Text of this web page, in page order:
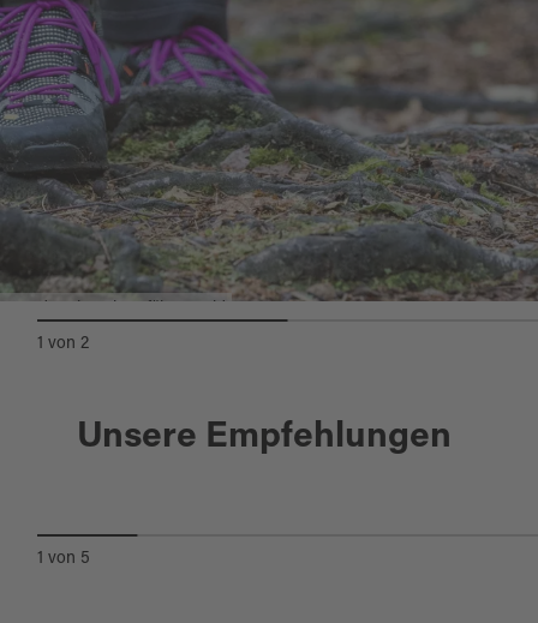
1 von2
Unsere Empfehlungen
Dieterskirchen
1 von 5